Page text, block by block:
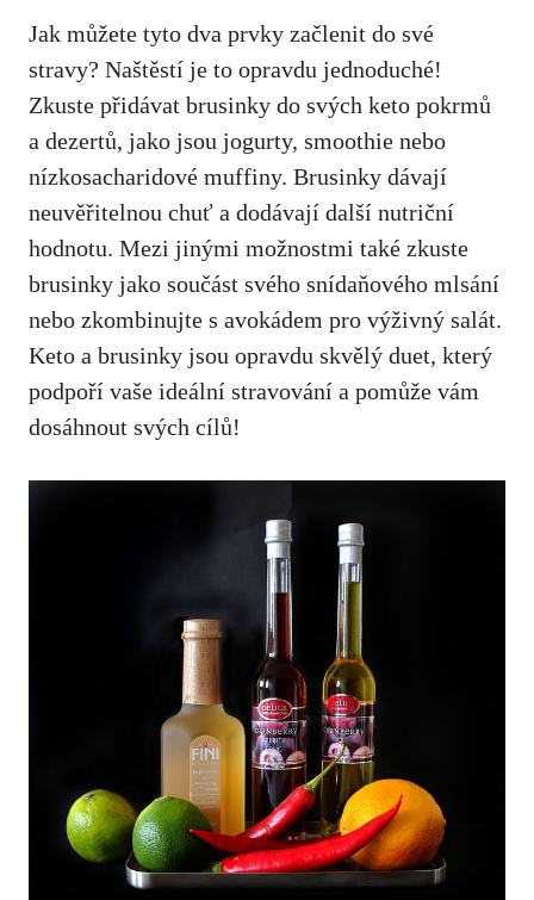
Jak můžete tyto dva prvky začlenit do své
stravy? Naštěstí je to opravdu jednoduché!
Zkuste přidávat brusinky do svých keto pokrmů
a dezertů, jako jsou jogurty, smoothie nebo
nízkosacharidové muffiny. Brusinky dávají
neuvěřitelnou chuť a dodávají další nutriční
hodnotu. Mezi jinými možnostmi také zkuste
brusinky jako součást svého snídaňového mlsání
nebo zkombinujte s avokádem pro výživný salát.
Keto a brusinky jsou opravdu skvělý duet, který
podpoří vaše ideální stravování a pomůže vám
dosáhnout svých cílů!